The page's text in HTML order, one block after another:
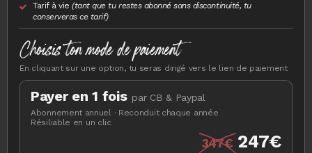
Tarif à vie(tant que tu restes abonné sans discontinuité, tu
conserveras ce tarif)
Choisis ton mode de paiement
En cliquant sur une option, tu seras dirigé vers le lien de paiement
Payer en 1 fois par CB & Paypal
Abonnement annuel · Reconduit chaque année
Résiliable en un clic
347€247€